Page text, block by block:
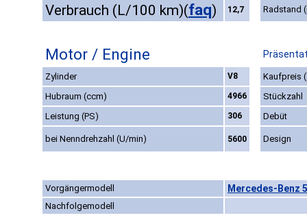
Verbrauch (L/100 km)(faq) 12,7 Radstand
Motor / Engine
Zylinder V8
Kaufpreis
Hubraum (ccm)
4966
Stückzahl
Leistung (PS)
306 Debüt
bei Nenndrehzahl (U/min) 5600 Design
Vorgängermodell Mercedes-Benz
Nachfolgemodell